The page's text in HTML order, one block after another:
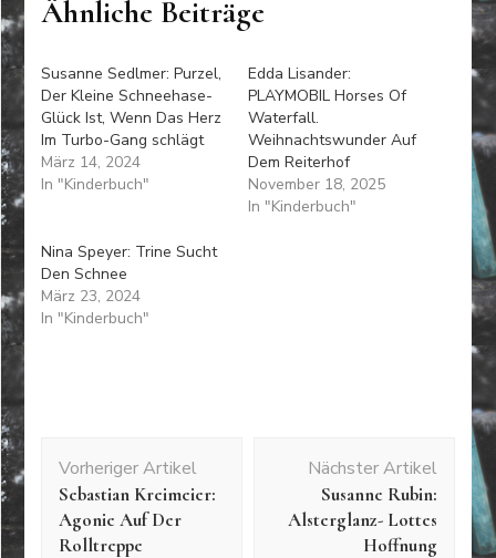
Ähnliche Beiträge
Susanne Sedlmer: Purzel,
Der Kleine Schneehase-
Glück Ist, Wenn Das Herz
Im Turbo-Gang schlägt
März 14, 2024
In "Kinderbuch"
Edda Lisander:
PLAYMOBIL Horses Of
Waterfall.
Weihnachtswunder Auf
Dem Reiterhof
November 18, 2025
In "Kinderbuch"
Nina Speyer: Trine Sucht
Den Schnee
März 23, 2024
In "Kinderbuch"
Vorheriger Artikel
Sebastian Kreimeier:
Agonie Auf Der
Rolltreppe
Nächster Artikel
Susanne Rubin:
Alsterglanz- Lottes
Hoffnung